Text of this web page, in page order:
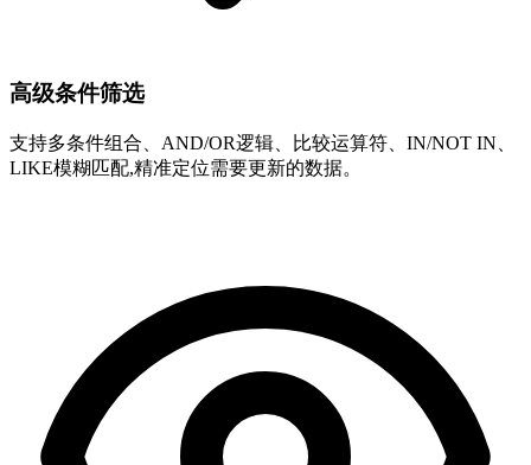
高级条件筛选
支持多条件组合、AND/OR逻辑、比较运算符、IN/NOT IN、
LIKE模糊匹配,精准定位需要更新的数据。